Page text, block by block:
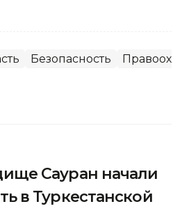
Безопасность
Сауран начали
в Туркестанской